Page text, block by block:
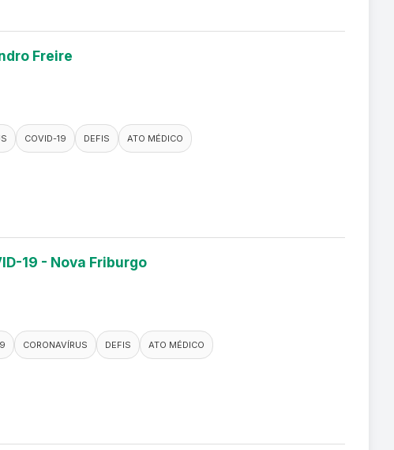
Freire
COVID-19 DEFIS
ATO MÉDICO
19 - Nova Friburgo
CORONAVÍRUS DEFIS
ATO MÉDICO